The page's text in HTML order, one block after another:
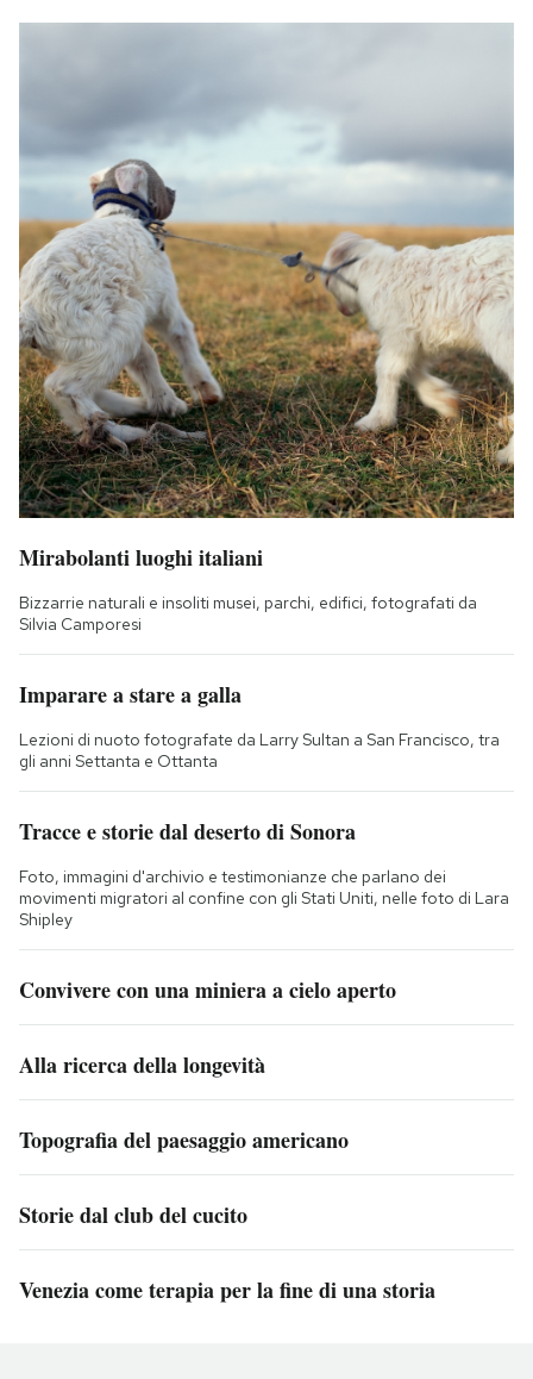
Mirabolanti luoghi italiani
Bizzarrie naturali e insoliti musei, parchi, edifici, fotografati da
Silvia Camporesi
Imparare a stare a galla
Lezioni di nuoto fotografate da Larry Sultan a San Francisco, tra
gli anni Settanta e Ottanta
Tracce e storie dal deserto di Sonora
Foto, immagini d'archivio e testimonianze che parlano dei
movimenti migratori al confine con gli Stati Uniti, nelle foto di Lara
Shipley
Convivere con una miniera a cielo aperto
Alla ricerca della longevità
Topografia del paesaggio americano
Storie dal club del cucito
Venezia come terapia per la fine di una storia